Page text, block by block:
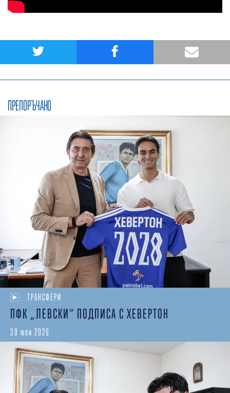
ПРЕПОРЪЧАНО
ТРАНСФЕРИ
ПФК „ЛЕВСКИ“ ПОДПИСА С ХЕВЕРТОН
30 юли 2026